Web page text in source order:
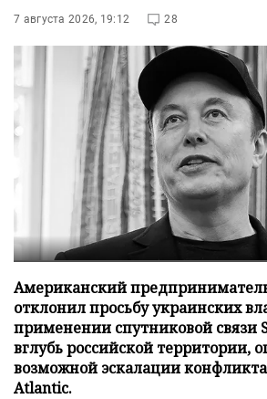
7 августа 2026, 19:12 28
Американский
отклонил просьбу украинских
применении спутниковой связи
вглубь российской территории,
возможной эскалации
Atlantic.